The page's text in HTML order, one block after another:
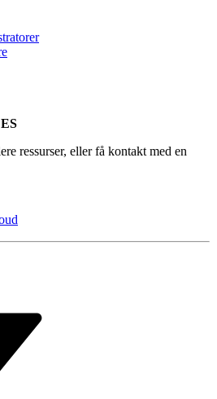
Fjern alle Utført
ressurser, eller få kontakt med en